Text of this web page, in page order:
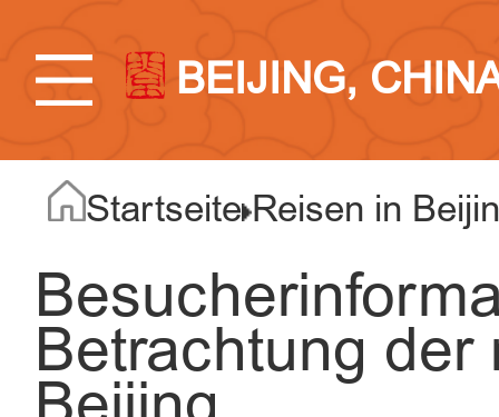
BEIJING,
Startseite Reisen in
Betrachtung